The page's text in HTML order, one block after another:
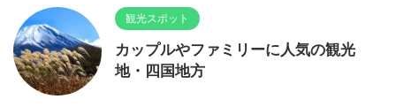
観光スポット
カップルやファミリーに人気の観光
地・四国地方